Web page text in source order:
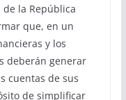
la República
que, en un
y los
deberán generar
cuentas de sus
de simplificar